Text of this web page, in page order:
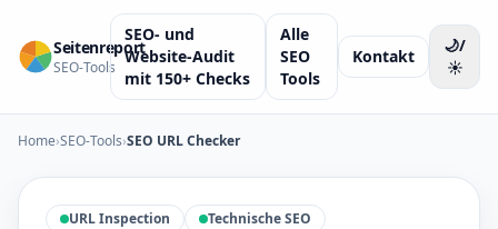
Seitenreport
SEO-Tools
SEO- und
Website-Audit
mit 150+ Checks
Alle
SEO
Tools
Kontakt
🌙/
☀️
Home›SEO-Tools›SEO URL Checker
URL Inspection
Technische SEO